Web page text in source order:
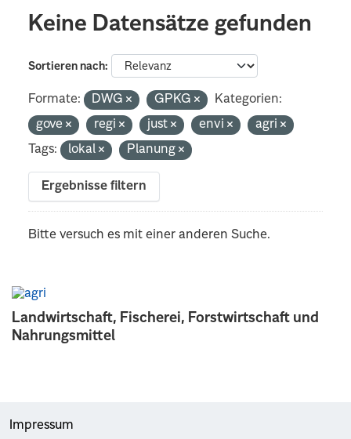
Landwirtschaft, Fischerei, Forstwirtschaft und
Nahrungsmittel
Keine Datensätze gefunden
Sortieren nach
Formate: DWG GPKG
Kategorien:
gove
regi just envi
agri
Tags:
lokal Planung
Ergebnisse filtern
Bitte versuch es mit einer anderen Suche.
Impressum